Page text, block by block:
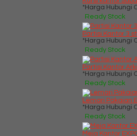
*Harga Hubungi
Ready Stock
Partisi Kantor 3
*Harga Hubungi
Ready Stock
Partisi Kantor
*Harga Hubungi
Ready Stock
Lemari Pakaian
*Harga Hubungi
Ready Stock
Meja Kantor